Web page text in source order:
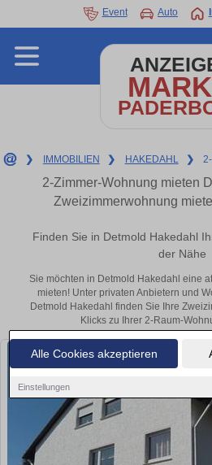
Alle Cookies akzeptieren
Einstellungen
Event Auto
❯ IMMOBILIEN ❯ HAKEDAHL ❯
2-Zimmer-Wohnung mieten
Zweizimmerwohnung
Finden Sie in Detmold Hakedahl
der Nähe
Sie möchten in Detmold Hakedahl eine
mieten! Unter privaten Anbietern und
Detmold Hakedahl finden Sie Ihre
Klicks zu Ihrer 2-Raum-